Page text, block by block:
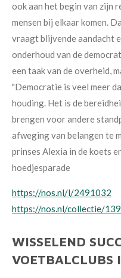
ook aan het begin van zijn
mensen bij elkaar komen.
vraagt blijvende aandacht
onderhoud van de
een taak van de overheid,
"Democratie is veel meer
houding. Het is de
brengen voor andere
afweging van belangen te
prinses Alexia in de koets
hoedjesparade
https://nos.nl/l/2491032
https://nos.nl/collectie/
WISSELEND
VOETBALCLUBS